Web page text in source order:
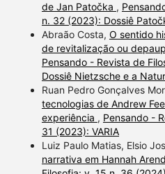
de Jan Patočka ,
n. 32 (2023): Dossiê
Abraão Costa, O sentido
de revitalização ou
Pensando - Revista de
Dossiê Nietzsche e a
Ruan Pedro Gonçalves
tecnologias de Andrew
experiência , Pensando -
31 (2023): VARIA
Luiz Paulo Matias, Elsio
narrativa em Hannah